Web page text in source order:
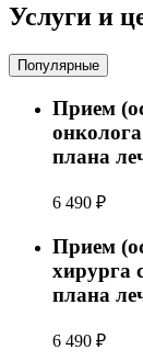
Услуги и
Популярные
Прием
плана
6 490 ₽
Прием
хирурга
плана
6 490 ₽